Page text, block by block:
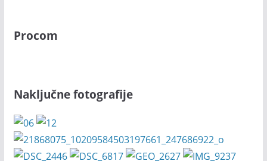
Procom
Naključne fotografije